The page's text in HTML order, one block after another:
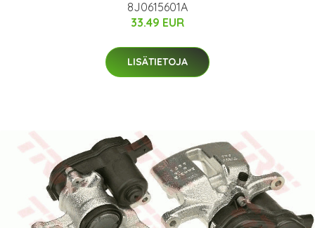
8J0615601A
33.49 EUR
LISÄTIETOJA